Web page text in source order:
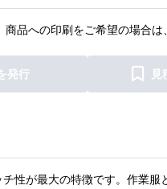
商品への印刷をご希望の場合は
発行 見
性が最大の特徴です。作業服